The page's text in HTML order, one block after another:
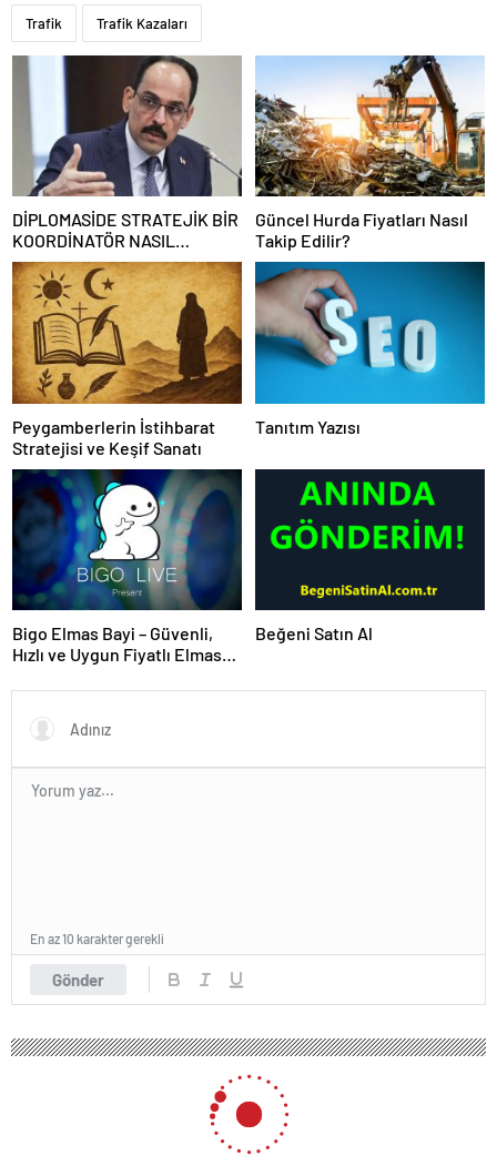
Trafik Trafik Kazaları
DİPLOMASİDE STRATEJİK BİR
KOORDİNATÖR NASIL
OLUNUR
Güncel Hurda Fiyatları Nasıl
Takip Edilir?
Peygamberlerin İstihbarat
Stratejisi ve Keşif Sanatı
Tanıtım Yazısı
Bigo Elmas Bayi – Güvenli,
Hızlı ve Uygun Fiyatlı Elmas
Beğeni Satın Al
Gönder
En az 10 karakter gerekli